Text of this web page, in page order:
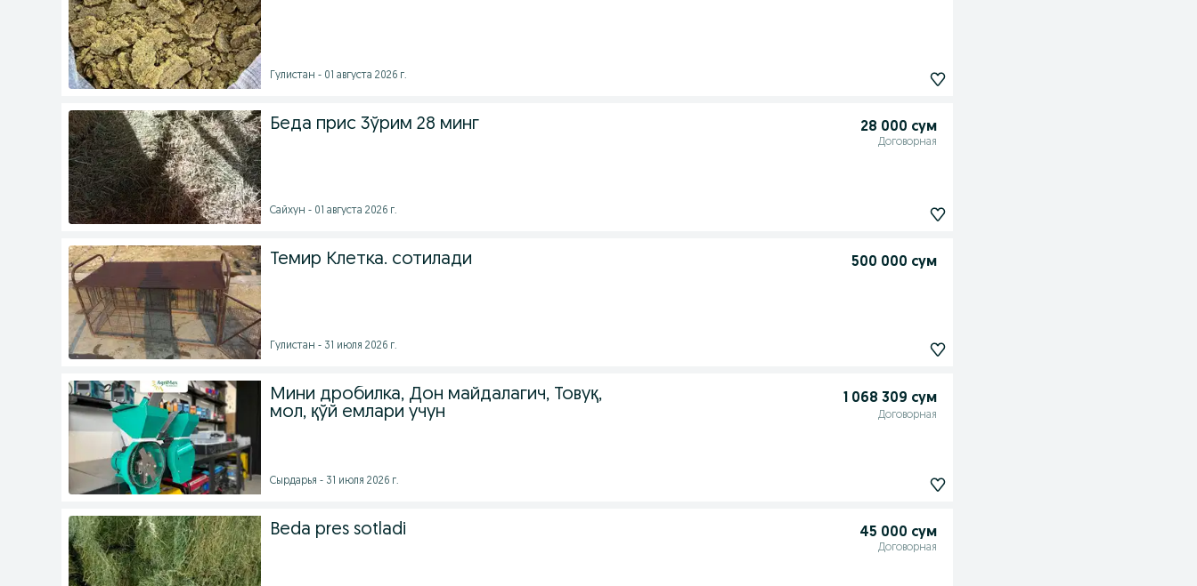
Гулистан - 01 августа 2026 г.
Беда прис 3ўрим 28 минг 28 000 сум
Договорная
Сайхун - 01 августа 2026 г.
Темир Клетка. сотилади 500 000 сум
Гулистан - 31 июля 2026 г.
Мини дробилка, Дон майдалагич, Товуқ,
мол, қўй емлари учун
1 068 309 сум
Договорная
Сырдарья - 31 июля 2026 г.
Beda pres sotladi 45 000 сум
Договорная